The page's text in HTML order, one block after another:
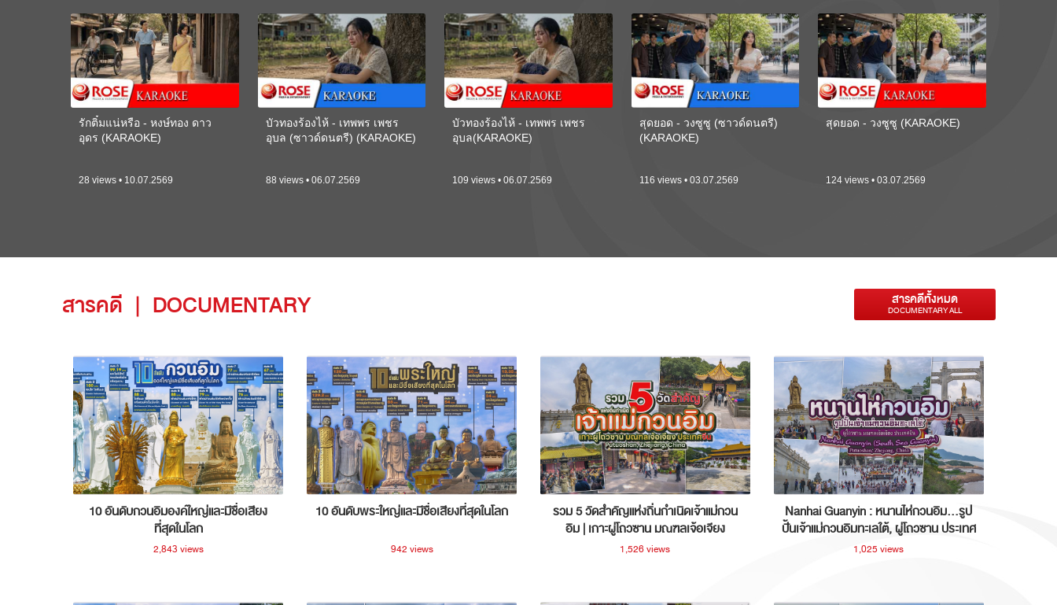
รักติ๋มแน่หรือ - หงษ์ทอง ดาว
อุดร (KARAOKE)
28 views • 10.07.2569
บัวทองร้องไห้ - เทพพร เพชร
อุบล (ซาวด์ดนตรี) (KARAOKE)
88 views • 06.07.2569
บัวทองร้องไห้ - เทพพร เพชร
อุบล(KARAOKE)
109 views • 06.07.2569
สุดยอด - วงซูซู (ซาวด์ดนตรี)
(KARAOKE)
116 views • 03.07.2569
สุดยอด - วงซูซู (KARAOKE)
124 views • 03.07.2569
สารคดี | DOCUMENTARY สารคดีทั้งหมด
DOCUMENTARY ALL
10 อันดับกวนอิมองค์ใหญ่และมีชื่อเสียง
ที่สุดในโลก
2,843 views
10 อันดับพระใหญ่และมีชื่อเสียงที่สุดในโลก
942 views
รวม 5 วัดสำคัญแห่งถิ่นกำเนิดเจ้าแม่กวน
อิม | เกาะผู่โถวซาน มณฑลเจ้อเจียง
ประเทศจีน
1,526 views
Nanhai Guanyin : หนานไห่กวนอิม...รูป
ปั้นเจ้าแม่กวนอิมทะเลใต้, ผู่โถวซาน ประเทศ
จีน
1,025 views